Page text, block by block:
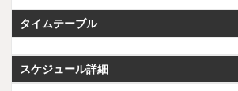
タイムテーブル
スケジュール詳細